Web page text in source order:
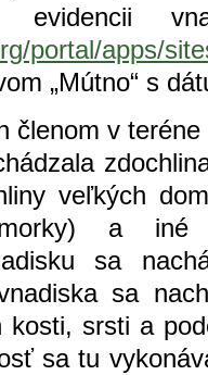
portal/apps/
„Mútno“ s
členom v
veľkých
morky) a iné
sa
sa
kosti, srsti a
sa tu